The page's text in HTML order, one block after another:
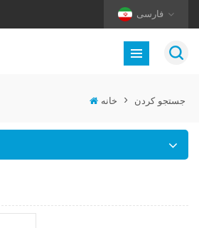
فارسی
خانه > جستجو کردن